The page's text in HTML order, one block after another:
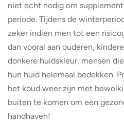
niet echt nodig om
periode. Tijdens de
zeker indien men tot een
dan vooral aan ouderen,
donkere huidskleur, mensen
hun huid helemaal bedekken.
het koud weer zijn met
buiten te komen om een
handhaven!